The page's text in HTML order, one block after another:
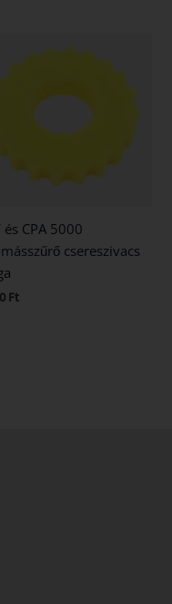
és CPA 5000
csereszivacs
Ft